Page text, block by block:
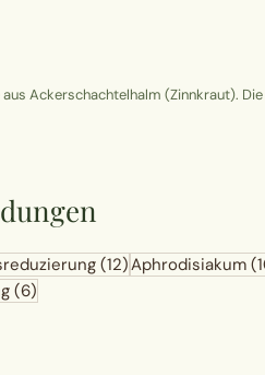
Ackerschachtelhalm (Zinnkraut).
(12)Aphrodisiakum
(6)